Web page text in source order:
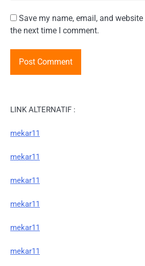
Save my name, email, and
the next time I comment.
LINK ALTERNATIF :
mekar11
mekar11
mekar11
mekar11
mekar11
mekar11